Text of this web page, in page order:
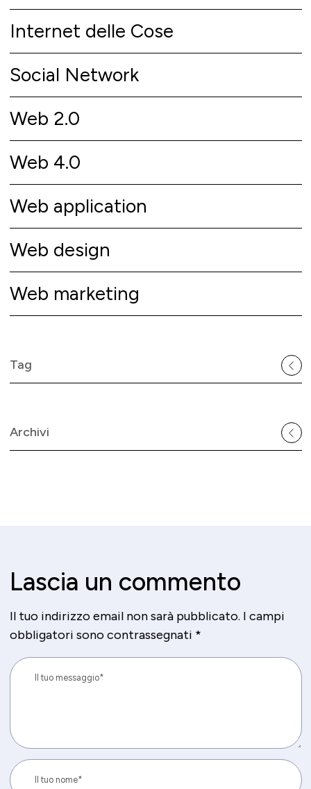
Internet delle Cose
Social Network
Web 2.0
Web 4.0
Web application
Web design
Web marketing
Tag
Archivi
Lascia un commento
Il tuo indirizzo email non sarà pubblicato. I campi
obbligatori sono contrassegnati *